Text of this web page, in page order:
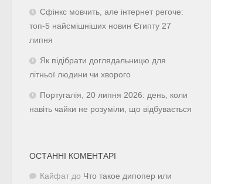
Сфінкс мовчить, але інтернет регоче:
топ-5 найсмішніших новин Єгипту 27
липня
Як підібрати доглядальницю для
літньої людини чи хворого
Португалія, 20 липня 2026: день, коли
навіть чайки не розуміли, що відбувається
ОСТАННІ КОМЕНТАРІ
Кайфат до Что такое дипопер или